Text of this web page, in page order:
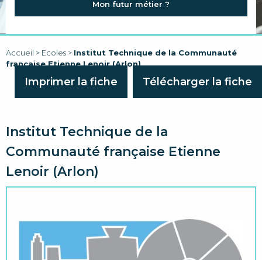
LIENS
Mon futur métier ?
Accueil > Ecoles > Institut Technique de la Communauté
française Etienne Lenoir (Arlon)
Institut Technique de la
Communauté française Etienne
Lenoir (Arlon)
Imprimer la fiche Télécharger la fiche